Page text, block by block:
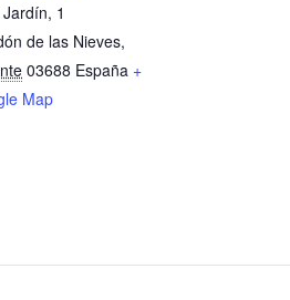
1
de las Nieves,
03688 España +
Map